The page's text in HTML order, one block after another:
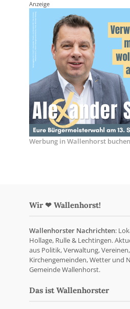
Anzeige
Werbung in Wallenhorst
Wir ❤ Wallenhorst!
Wallenhorster Nachrichten:
Hollage, Rulle & Lechtingen.
aus Politik, Verwaltung,
Kirchengemeinden, Wetter und
Gemeinde Wallenhorst.
Das ist Wallenhorster